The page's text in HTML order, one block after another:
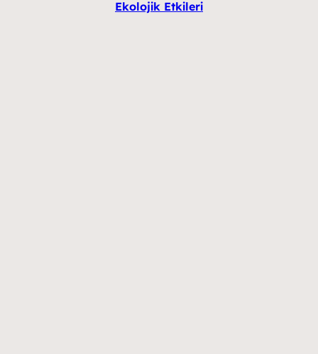
Ekolojik Etkileri